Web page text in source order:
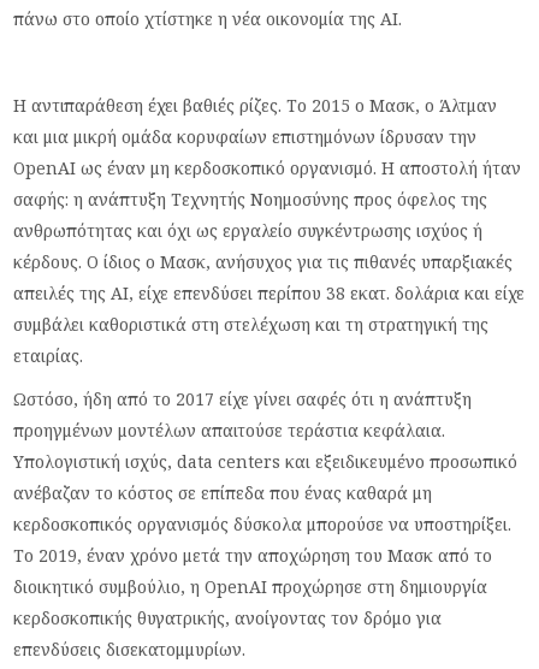
πάνω στο οποίο χτίστηκε η νέα οικονομία της AI.
Η αντιπαράθεση έχει βαθιές ρίζες. Το 2015 ο Μασκ, ο Άλτμαν
και μια μικρή ομάδα κορυφαίων επιστημόνων ίδρυσαν την
OpenAI ως έναν μη κερδοσκοπικό οργανισμό. Η αποστολή ήταν
σαφής: η ανάπτυξη Τεχνητής Νοημοσύνης προς όφελος της
ανθρωπότητας και όχι ως εργαλείο συγκέντρωσης ισχύος ή
κέρδους. Ο ίδιος ο Μασκ, ανήσυχος για τις πιθανές υπαρξιακές
απειλές της AI, είχε επενδύσει περίπου 38 εκατ. δολάρια και είχε
συμβάλει καθοριστικά στη στελέχωση και τη στρατηγική της
εταιρίας.
Ωστόσο, ήδη από το 2017 είχε γίνει σαφές ότι η ανάπτυξη
προηγμένων μοντέλων απαιτούσε τεράστια κεφάλαια.
Υπολογιστική ισχύς, data centers και εξειδικευμένο προσωπικό
ανέβαζαν το κόστος σε επίπεδα που ένας καθαρά μη
κερδοσκοπικός οργανισμός δύσκολα μπορούσε να υποστηρίξει.
Το 2019, έναν χρόνο μετά την αποχώρηση του Μασκ από το
διοικητικό συμβούλιο, η OpenAI προχώρησε στη δημιουργία
κερδοσκοπικής θυγατρικής, ανοίγοντας τον δρόμο για
επενδύσεις δισεκατομμυρίων.